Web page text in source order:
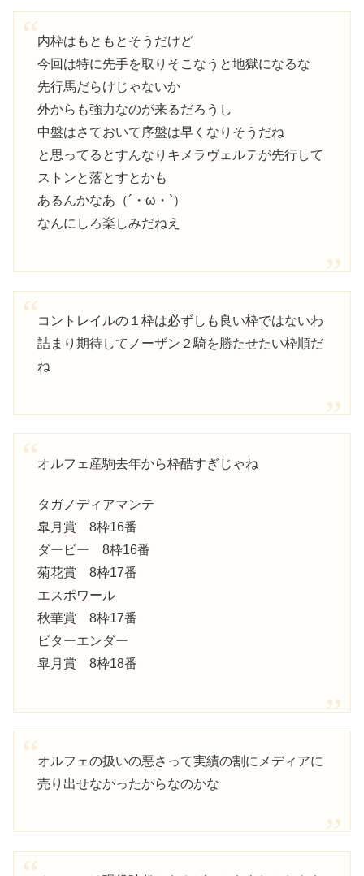
内枠はもともとそうだけど
今回は特に先手を取りそこなうと地獄になるな
先行馬だらけじゃないか
外からも強力なのが来るだろうし
中盤はさておいて序盤は早くなりそうだね
と思ってるとすんなりキメラヴェルテが先行して
ストンと落とすとかも
あるんかなあ（´・ω・`）
なんにしろ楽しみだねえ
コントレイルの１枠は必ずしも良い枠ではないわ
詰まり期待してノーザン２騎を勝たせたい枠順だ
ね
オルフェ産駒去年から枠酷すぎじゃね
タガノディアマンテ
皐月賞 8枠16番
ダービー 8枠16番
菊花賞 8枠17番
エスポワール
秋華賞 8枠17番
ビターエンダー
皐月賞 8枠18番
オルフェの扱いの悪さって実績の割にメディアに
売り出せなかったからなのかな